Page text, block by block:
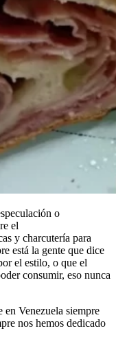
o
el
y charcutería para
está la gente que dice
el estilo, o que el
consumir, eso nunca
en Venezuela siempre
nos hemos dedicado